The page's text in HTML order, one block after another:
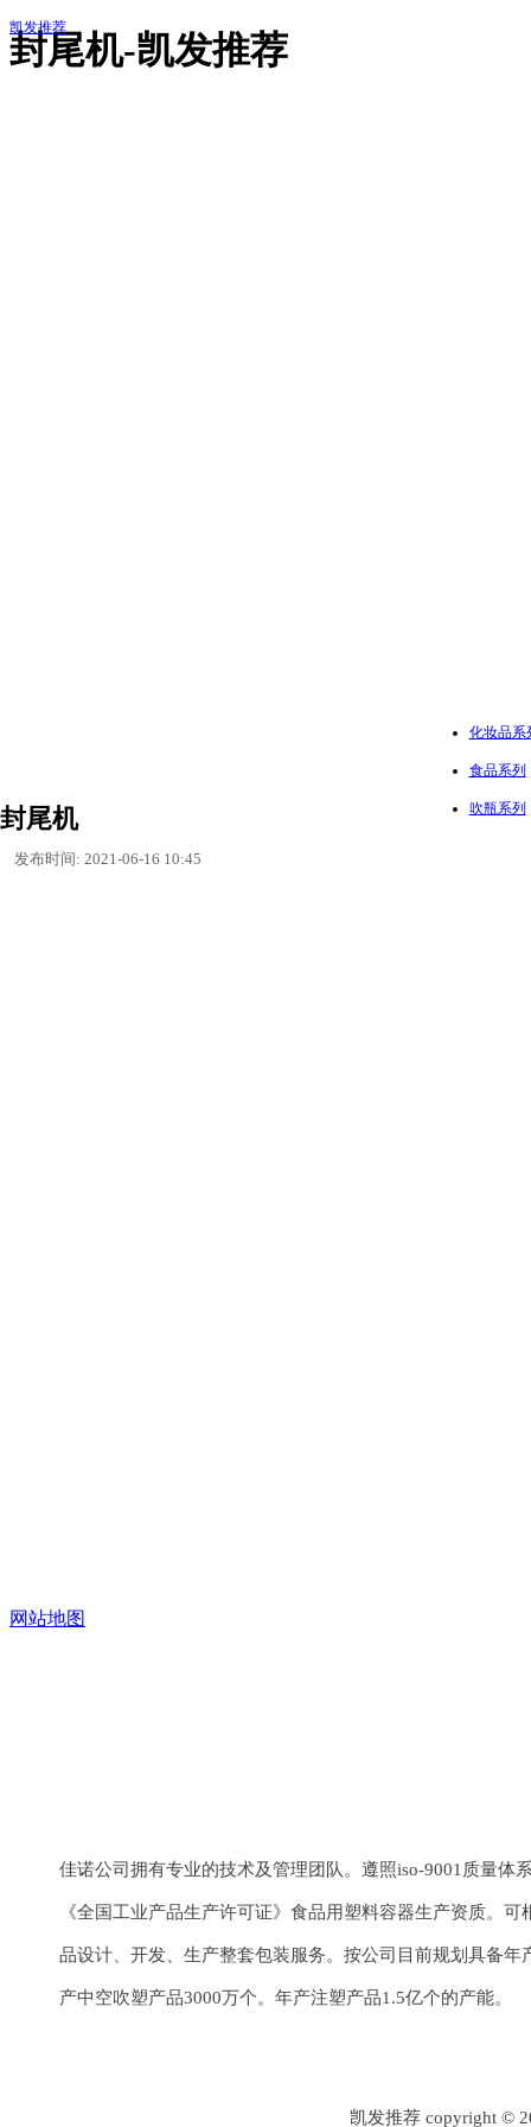
封尾机-凯发推荐
凯发推荐
化妆品系
食品系列
吹瓶系列
封尾机
发布时间: 2021-06-16 10:45
佳诺公司拥有专业的技术及管理团队。遵照iso-9001质量体
《全国工业产品生产许可证》食品用塑料容器生产资质。
品设计、开发、生产整套包装服务。按公司目前规划具备年
产中空吹塑产品3000万个。年产注塑产品1.5亿个的产能。
凯发推荐 copyright ©
网站地图